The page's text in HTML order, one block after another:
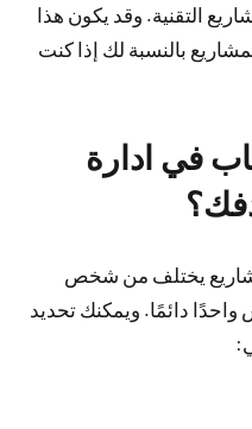
التقنية. وقد يكون هذا
بالنسبة لك إذا كنت
في ادارة
يختلف من شخص
دائمًا. ويمكنك تحديد